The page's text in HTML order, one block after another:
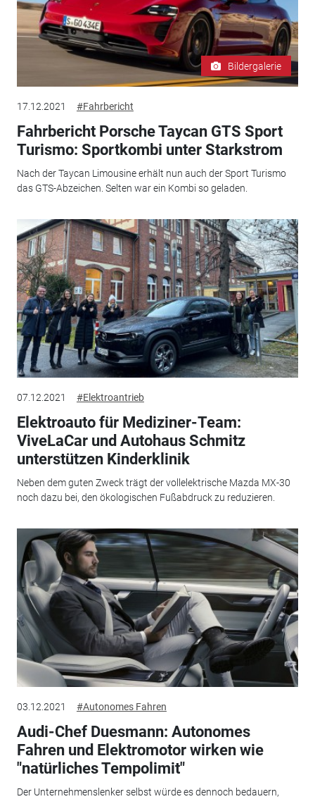
Bildergalerie
17.12.2021 #Fahrbericht
Fahrbericht Porsche Taycan GTS Sport
Turismo: Sportkombi unter Starkstrom
Nach der Taycan Limousine erhält nun auch der Sport Turismo
das GTS-Abzeichen. Selten war ein Kombi so geladen.
07.12.2021 #Elektroantrieb
Elektroauto für Mediziner-Team:
ViveLaCar und Autohaus Schmitz
unterstützen Kinderklinik
Neben dem guten Zweck trägt der vollelektrische Mazda MX-30
noch dazu bei, den ökologischen Fußabdruck zu reduzieren.
03.12.2021 #Autonomes Fahren
Audi-Chef Duesmann: Autonomes
Fahren und Elektromotor wirken wie
"natürliches Tempolimit"
Der Unternehmenslenker selbst würde es dennoch bedauern,